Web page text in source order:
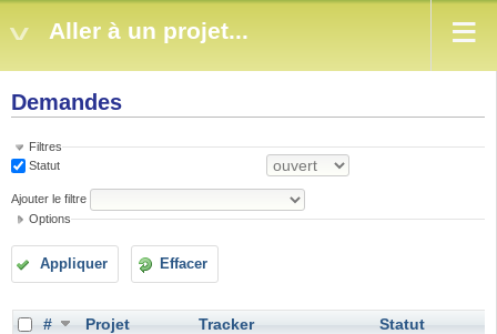
Aller à un projet...
Demandes
Filtres
Statut
Ajouter le filtre
Options
Appliquer Effacer
# Projet Tracker Statut